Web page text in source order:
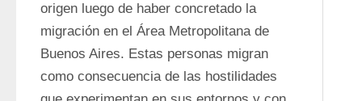
origen luego de haber concretado la
migración en el Área Metropolitana de
Buenos Aires. Estas personas migran
como consecuencia de las hostilidades